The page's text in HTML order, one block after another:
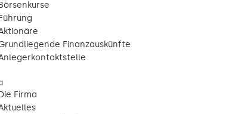
Finanzauskünfte
Firma